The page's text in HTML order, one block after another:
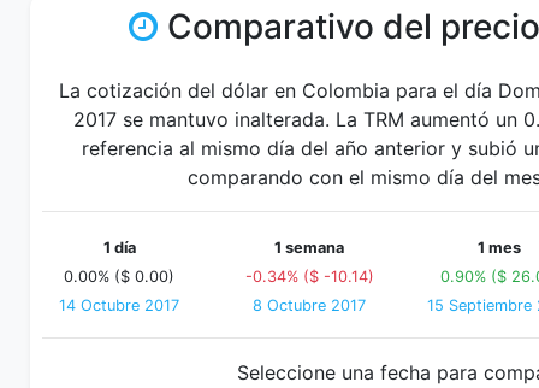
Comparativo del
La cotización del dólar en Colombia para el día
2017 se mantuvo inalterada. La TRM aumentó un
referencia al mismo día del año anterior y subió
comparando con el mismo día del
1 día
0.00% ($ 0.00)
14 Octubre 2017
1 semana
-0.34% ($ -10.14)
8 Octubre 2017
1 mes
0.90% ($
15 Septiembre
Seleccione una fecha para